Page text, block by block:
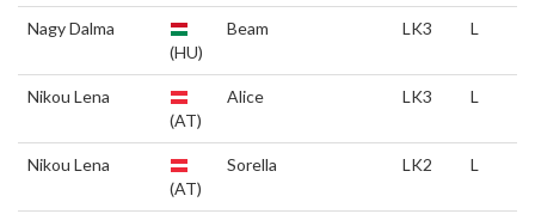
Nagy Dalma
(HU)
Beam LK3 L
Nikou Lena
(AT)
Alice LK3 L
Nikou Lena
(AT)
Sorella LK2 L